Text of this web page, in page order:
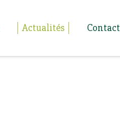
Actualités Contact